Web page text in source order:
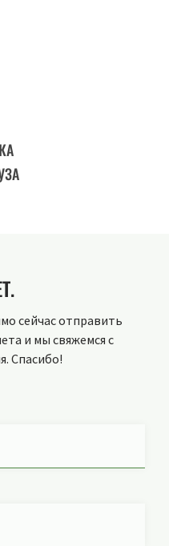
сейчас отправить
и мы свяжемся с
Спасибо!